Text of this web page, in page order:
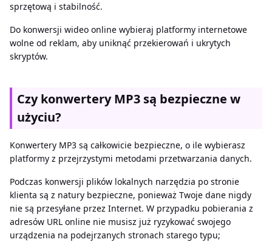
sprzętową i stabilność.
Do konwersji wideo online wybieraj platformy internetowe
wolne od reklam, aby uniknąć przekierowań i ukrytych
skryptów.
Czy konwertery MP3 są bezpieczne w
użyciu?
Konwertery MP3 są całkowicie bezpieczne, o ile wybierasz
platformy z przejrzystymi metodami przetwarzania danych.
Podczas konwersji plików lokalnych narzędzia po stronie
klienta są z natury bezpieczne, ponieważ Twoje dane nigdy
nie są przesyłane przez Internet. W przypadku pobierania z
adresów URL online nie musisz już ryzykować swojego
urządzenia na podejrzanych stronach starego typu;